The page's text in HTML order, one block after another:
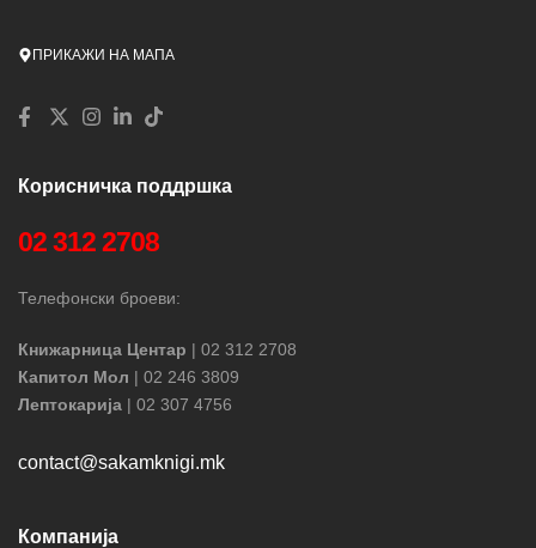
ПРИКАЖИ НА МАПА
Корисничка поддршка
02 312 2708
Телефонски броеви:
Книжарница Центар | 02 312 2708
Капитол Мол | 02 246 3809
Лептокарија | 02 307 4756
contact@sakamknigi.mk
Компанија